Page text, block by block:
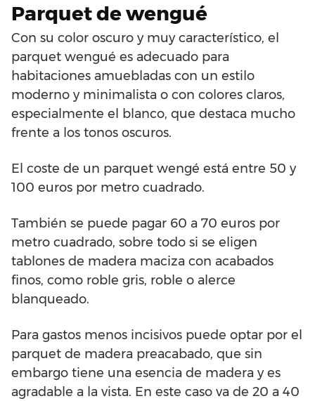
Parquet de wengué
Con su color oscuro y muy característico, el
parquet wengué es adecuado para
habitaciones amuebladas con un estilo
moderno y minimalista o con colores claros,
especialmente el blanco, que destaca mucho
frente a los tonos oscuros.
El coste de un parquet wengé está entre 50 y
100 euros por metro cuadrado.
También se puede pagar 60 a 70 euros por
metro cuadrado, sobre todo si se eligen
tablones de madera maciza con acabados
finos, como roble gris, roble o alerce
blanqueado.
Para gastos menos incisivos puede optar por el
parquet de madera preacabado, que sin
embargo tiene una esencia de madera y es
agradable a la vista. En este caso va de 20 a 40